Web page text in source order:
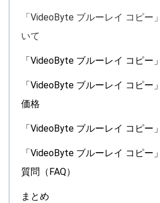
「VideoByte ブルーレイ コピー
いて
「VideoByte ブルーレイ コピー
「VideoByte ブルーレイ コピー
価格
「VideoByte ブルーレイ コピー
「VideoByte ブルーレイ コピー
質問（FAQ）
まとめ